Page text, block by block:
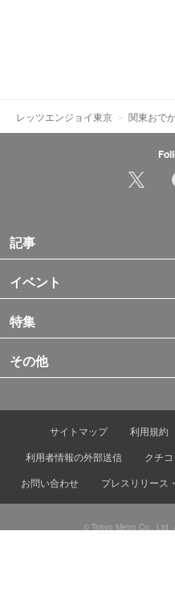
レッツエンジョイ東京 関東おで
記事
イベント
特集
その他
サイトマップ 利用規約
利用者情報の外部送信
クチ
お問い合わせ
プレスリリース
© Tokyo Metro Co., Ltd.